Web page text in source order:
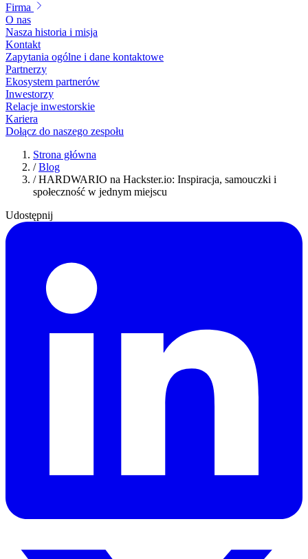
Firma
O nas
Nasza historia i misja
Kontakt
Zapytania ogólne i dane kontaktowe
Partnerzy
Ekosystem partnerów
Inwestorzy
Relacje inwestorskie
Kariera
Dołącz do naszego zespołu
Strona główna
/ Blog
/ HARDWARIO na Hackster.io: Inspiracja, samouczki i
społeczność w jednym miejscu
Udostępnij